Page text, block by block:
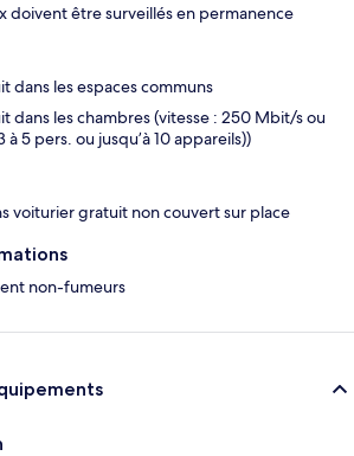
doivent être surveillés en permanence
dans les espaces communs
dans les chambres (vitesse : 250 Mbit/s ou
à 5 pers. ou jusqu’à 10 appareils))
voiturier gratuit non couvert sur place
non-fumeurs